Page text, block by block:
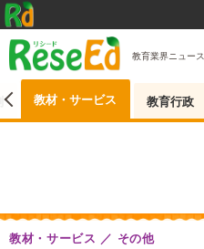
教育業界ニュース
教材・サービス 教育行政
教材・サービス その他